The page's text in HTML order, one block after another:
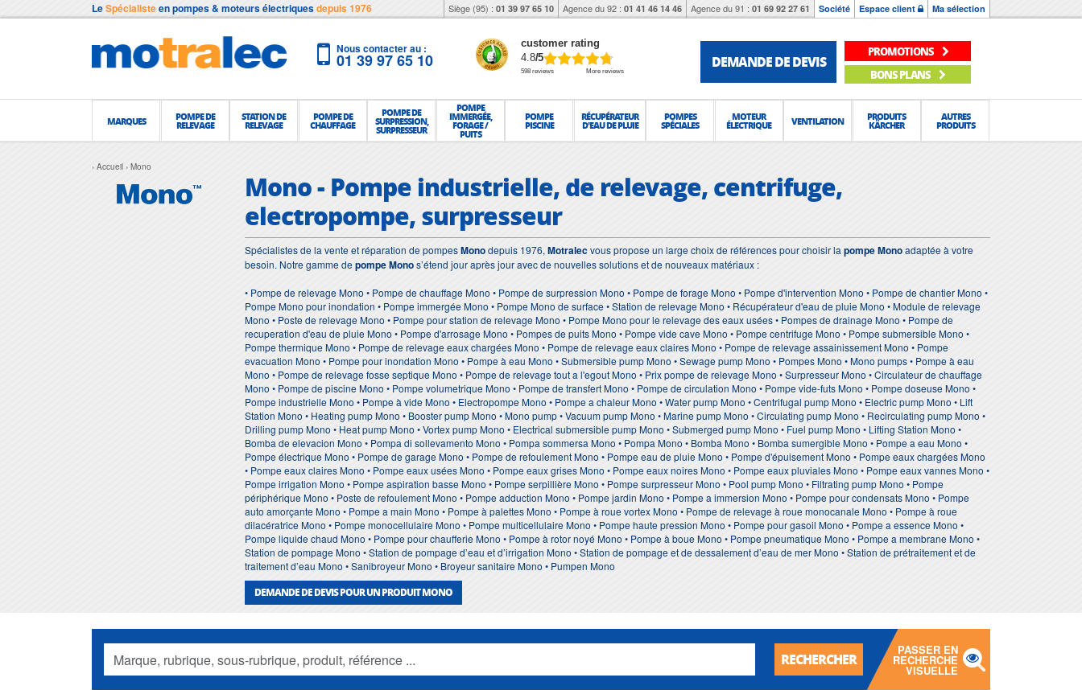
LeSpécialisteen pompes & moteurs électriquesdepuis 1976 Siège (95) : 01 39 97 65 10 Agence du 92 : 01 41 46 14 46 Agence du 91 : 01 69 92 27 61 Société Espace client Ma sélection
Nous contacter au :
01 39 97 65 10
customer rating
4.8/5
598 reviews More reviews
DEMANDE DE DEVIS
PROMOTIONS
BONS PLANS
MARQUES POMPE DE
RELEVAGE
STATION DE
RELEVAGE
POMPE DE
CHAUFFAGE
POMPE DE
SURPRESSION,
SURPRESSEUR
POMPE
IMMERGÉE,
FORAGE /
PUITS
POMPE
PISCINE
RÉCUPÉRATEUR
D'EAU DE PLUIE
POMPES
SPÉCIALES
MOTEUR
ÉLECTRIQUE VENTILATION PRODUITS
KÄRCHER
AUTRES
PRODUITS
Accueil Mono
Mono - Pompe industrielle, de relevage, centrifuge,
electropompe, surpresseur
Spécialistes de la vente et réparation de pompesMonodepuis 1976, Motralecvous propose un large choix de références pour choisir la pompe Monoadaptée à votre
besoin. Notre gamme depompe Monos’étend jour après jour avec de nouvelles solutions et de nouveaux matériaux :
• Pompe de relevage Mono • Pompe de chauffage Mono • Pompe de surpression Mono • Pompe de forage Mono • Pompe d'intervention Mono • Pompe de chantier Mono •
Pompe Mono pour inondation • Pompe immergée Mono • Pompe Mono de surface • Station de relevage Mono • Récupérateur d'eau de pluie Mono • Module de relevage
Mono • Poste de relevage Mono • Pompe pour station de relevage Mono • Pompe Mono pour le relevage des eaux usées • Pompes de drainage Mono • Pompe de
recuperation d'eau de pluie Mono • Pompe d'arrosage Mono • Pompes de puits Mono • Pompe vide cave Mono • Pompe centrifuge Mono • Pompe submersible Mono •
Pompe thermique Mono • Pompe de relevage eaux chargées Mono • Pompe de relevage eaux claires Mono • Pompe de relevage assainissement Mono • Pompe
evacuation Mono • Pompe pour inondation Mono • Pompe à eau Mono • Submersible pump Mono • Sewage pump Mono • Pompes Mono • Mono pumps • Pompe à eau
Mono • Pompe de relevage fosse septique Mono • Pompe de relevage tout a l'egout Mono • Prix pompe de relevage Mono • Surpresseur Mono • Circulateur de chauffage
Mono • Pompe de piscine Mono • Pompe volumetrique Mono • Pompe de transfert Mono • Pompe de circulation Mono • Pompe vide-futs Mono • Pompe doseuse Mono •
Pompe industrielle Mono • Pompe à vide Mono • Electropompe Mono • Pompe a chaleur Mono • Water pump Mono • Centrifugal pump Mono • Electric pump Mono • Lift
Station Mono • Heating pump Mono • Booster pump Mono • Mono pump • Vacuum pump Mono • Marine pump Mono • Circulating pump Mono • Recirculating pump Mono •
Drilling pump Mono • Heat pump Mono • Vortex pump Mono • Electrical submersible pump Mono • Submerged pump Mono • Fuel pump Mono • Lifting Station Mono •
Bomba de elevacion Mono • Pompa di sollevamento Mono • Pompa sommersa Mono • Pompa Mono • Bomba Mono • Bomba sumergible Mono • Pompe a eau Mono •
Pompe électrique Mono • Pompe de garage Mono • Pompe de refoulement Mono • Pompe eau de pluie Mono • Pompe d'épuisement Mono • Pompe eaux chargées Mono
• Pompe eaux claires Mono • Pompe eaux usées Mono • Pompe eaux grises Mono • Pompe eaux noires Mono • Pompe eaux pluviales Mono • Pompe eaux vannes Mono •
Pompe irrigation Mono • Pompe aspiration basse Mono • Pompe serpillière Mono • Pompe surpresseur Mono • Pool pump Mono • Filtrating pump Mono • Pompe
périphérique Mono • Poste de refoulement Mono • Pompe adduction Mono • Pompe jardin Mono • Pompe a immersion Mono • Pompe pour condensats Mono • Pompe
auto amorçante Mono • Pompe a main Mono • Pompe à palettes Mono • Pompe à roue vortex Mono • Pompe de relevage à roue monocanale Mono • Pompe à roue
dilacératrice Mono • Pompe monocellulaire Mono • Pompe multicellulaire Mono • Pompe haute pression Mono • Pompe pour gasoil Mono • Pompe a essence Mono •
Pompe liquide chaud Mono • Pompe pour chaufferie Mono • Pompe à rotor noyé Mono • Pompe à boue Mono • Pompe pneumatique Mono • Pompe a membrane Mono •
Station de pompage Mono • Station de pompage d’eau et d’irrigation Mono • Station de pompage et de dessalement d’eau de mer Mono • Station de prétraitement et de
traitement d’eau Mono • Sanibroyeur Mono • Broyeur sanitaire Mono • Pumpen Mono
DEMANDE DE DEVIS POUR UN PRODUIT MONO
RECHERCHER
PASSER EN
RECHERCHE
VISUELLE